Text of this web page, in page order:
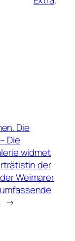
Die
Die
widmet
der
Weimarer
→